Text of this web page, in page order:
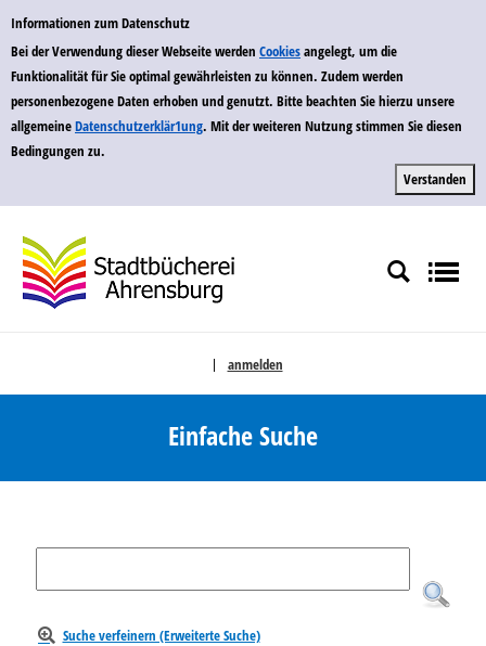
Einfache Suche
Informationen zum Datenschutz
Bei der Verwendung dieser Webseite werden Cookiesangelegt, um die
Funktionalität für Sie optimal gewährleisten zu können. Zudem werden
personenbezogene Daten erhoben und genutzt. Bitte beachten Sie hierzu unsere
allgemeineDatenschutzerklär1ung. Mit der weiteren Nutzung stimmen Sie diesen
Bedingungen zu.
anmelden
Einfache Suche
Suche verfeinern (Erweiterte Suche)